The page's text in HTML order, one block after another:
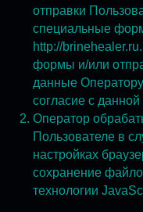
отправки
специальные
http://
формы и/или
данные
согласие с
Оператор
Пользователе в
настройках
сохранение
технологии